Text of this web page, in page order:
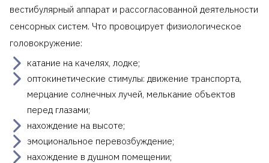
Прием (осмотр,
консультация)
к.м.н. повторный 60
Клиника предоставляет справку дляналогового
вычета.
вестибулярный аппарат и рассогласованной деятельности
сенсорных систем. Что провоцирует физиологическое
головокружение:
катание на качелях, лодке;
оптокинетические стимулы: движение транспорта,
мерцание солнечных лучей, мелькание объектов
перед глазами;
нахождение на высоте;
эмоциональное перевозбуждение;
нахождение в душном помещении;